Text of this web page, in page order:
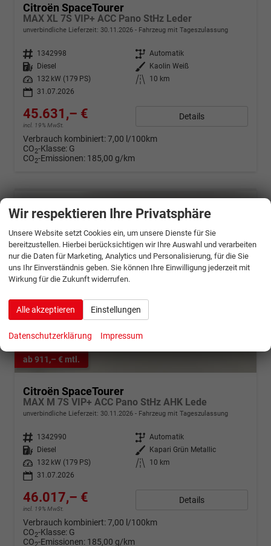
Citroën SpaceTourer
MAX XL 7S VIP+ ACC Pano StHz Leder
unverbindliche Lieferzeit: 30.11.2026 Fahrzeug mit Tageszulassung
Fahrzeugnr. 1342998 Getriebe Automatik
Kraftstoff
Diesel Außenfarbe
Kaolin Weiß
Leistung
132 kW (179 PS) Kilometerstand
10 km
31.07.2026
45.631,– €
incl. 19% MwSt.
Details
Verbrauch kombiniert:7,00 l/100km
CO2-Klasse: G
CO2-Emissionen: 185,00 g/km
ab 911,– € mtl.
Citroën SpaceTourer
MAX M 7S VIP+ ACC Pano StHz AHK Lede
unverbindliche Lieferzeit: 30.11.2026 Fahrzeug mit Tageszulassung
Fahrzeugnr. 1342990 Getriebe Automatik
Kraftstoff
Diesel Außenfarbe
Kapari Grün Metallic
Leistung
132 kW (179 PS) Kilometerstand
10 km
31.07.2026
46.017,– €
incl. 19% MwSt.
Details
Verbrauch kombiniert:7,00 l/100km
CO2-Klasse: G
CO -Emissionen: 185,00 g/km
Wir respektieren Ihre Privatsphäre
Unsere Website setzt Cookies ein, um unsere Dienste für Sie
bereitzustellen. Hierbei berücksichtigen wir Ihre Auswahl und verarbeiten
nur die Daten für Marketing, Analytics und Personalisierung, für die Sie
uns Ihr Einverständnis geben. Sie können Ihre Einwilligung jederzeit mit
Wirkung für die Zukunft widerrufen.
Alle akzeptieren Einstellungen
Datenschutzerklärung Impressum